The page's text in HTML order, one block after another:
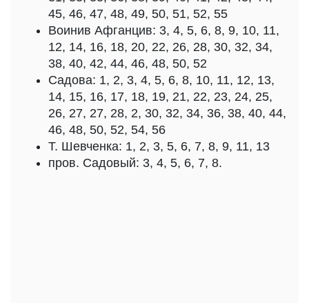
45, 46, 47, 48, 49, 50, 51, 52, 55
Воинив Афганцив: 3, 4, 5, 6, 8, 9, 10, 11,
12, 14, 16, 18, 20, 22, 26, 28, 30, 32, 34,
38, 40, 42, 44, 46, 48, 50, 52
Садова: 1, 2, 3, 4, 5, 6, 8, 10, 11, 12, 13,
14, 15, 16, 17, 18, 19, 21, 22, 23, 24, 25,
26, 27, 27, 28, 2, 30, 32, 34, 36, 38, 40, 44,
46, 48, 50, 52, 54, 56
Т. Шевченка: 1, 2, 3, 5, 6, 7, 8, 9, 11, 13
пров. Садовый: 3, 4, 5, 6, 7, 8.